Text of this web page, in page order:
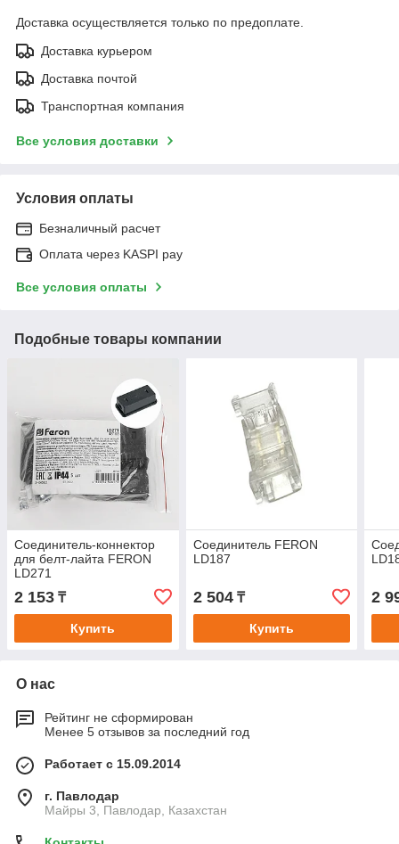
Доставка осуществляется только по предоплате.
Доставка курьером
Доставка почтой
Транспортная компания
Все условия доставки
Условия оплаты
Безналичный расчет
Оплата через KASPI pay
Все условия оплаты
Подобные товары компании
Соединитель-коннектор
для белт-лайта FERON
LD271
2 153 ₸
Купить
Соединитель FERON
LD187
2 504₸
Купить
2
О нас
Рейтинг не сформирован
Менее 5 отзывов за последний год
Работает с 15.09.2014
г. Павлодар
Майры 3, Павлодар, Казахстан